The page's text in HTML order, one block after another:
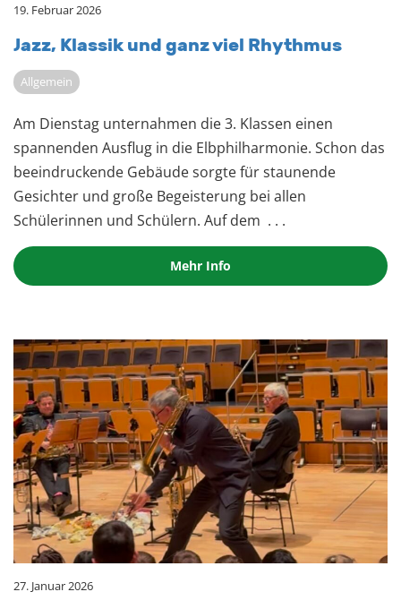
19. Februar 2026
Jazz, Klas­sik und ganz viel Rhyth­mus
Allgemein
Am Dienstag unternahmen die 3. Klassen einen
spannenden Ausflug in die Elbphilharmonie. Schon das
beeindruckende Gebäude sorgte für staunende
Gesichter und große Begeisterung bei allen
Schülerinnen und Schülern. Auf dem . . .
Mehr Info
27. Januar 2026